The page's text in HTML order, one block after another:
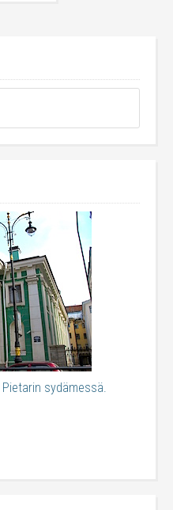
sydämessä.